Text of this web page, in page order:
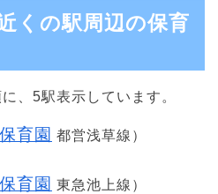
くの駅周辺の保育
、5駅表示しています。
育園 都営浅草線）
育園 東急池上線）